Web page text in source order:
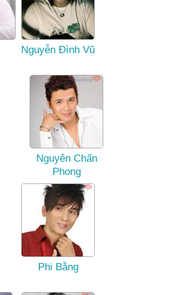
Nguyễn Đình Vũ
Nguyên Chấn
Phong
Phi Bằng